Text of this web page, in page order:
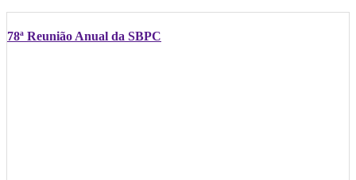
78ª Reunião Anual da SBPC